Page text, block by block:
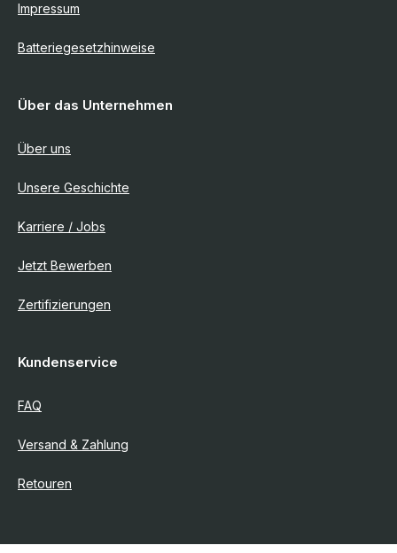
Impressum
Batteriegesetzhinweise
Über das Unternehmen
Über uns
Unsere Geschichte
Karriere / Jobs
Jetzt Bewerben
Zertifizierungen
Kundenservice
FAQ
Versand & Zahlung
Retouren